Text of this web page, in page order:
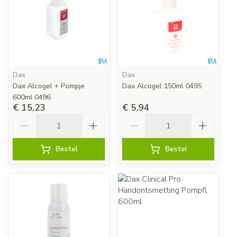
Dax
Dax Alcogel + Pompje
600ml 0496
€ 15,23
Bestel
Dax
Dax Alcogel 150ml 0495
€ 5,94
Bestel